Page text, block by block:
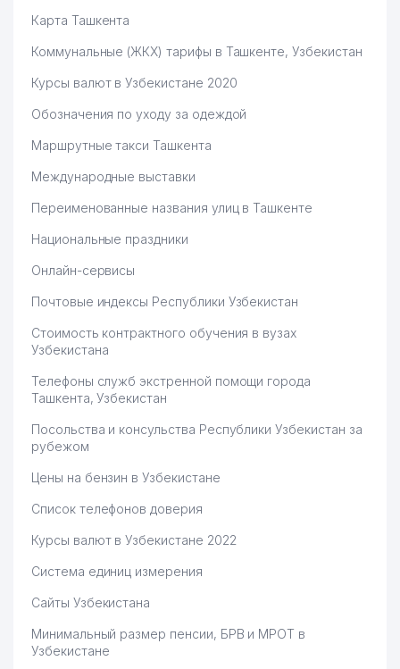
Карта Ташкента
Коммунальные (ЖКХ) тарифы в Ташкенте, Узбекистан
Курсы валют в Узбекистане 2020
Обозначения по уходу за одеждой
Маршрутные такси Ташкента
Международные выставки
Переименованные названия улиц в Ташкенте
Национальные праздники
Онлайн-сервисы
Почтовые индексы Республики Узбекистан
Стоимость контрактного обучения в вузах
Узбекистана
Телефоны служб экстренной помощи города
Ташкента, Узбекистан
Посольства и консульства Республики Узбекистан за
рубежом
Цены на бензин в Узбекистане
Список телефонов доверия
Курсы валют в Узбекистане 2022
Система единиц измерения
Сайты Узбекистана
Минимальный размер пенсии, БРВ и МРОТ в
Узбекистане